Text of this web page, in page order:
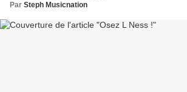
Par Steph Musicnation